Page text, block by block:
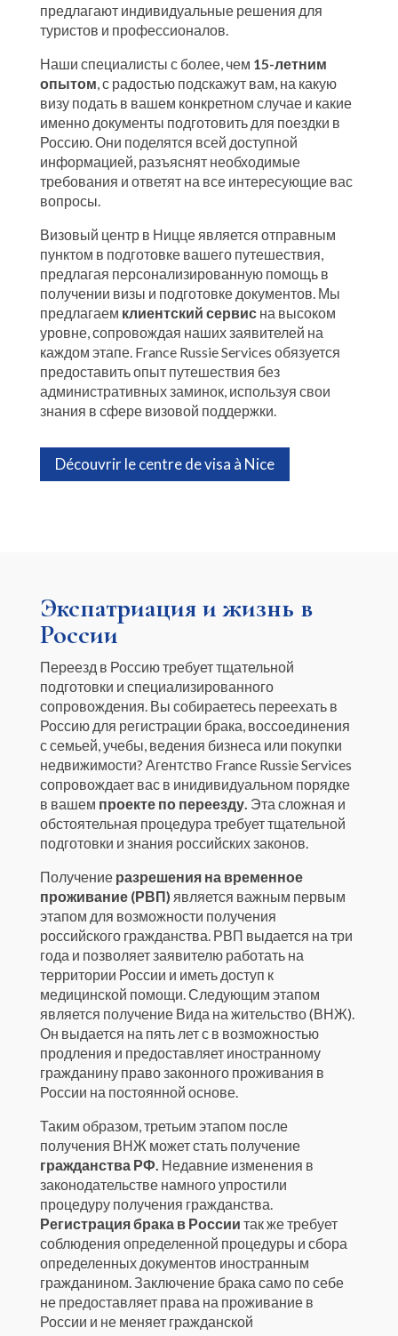
предлагают индивидуальные решения для
туристов и профессионалов.
Наши специалисты с более, чем 15-летним
опытом, с радостью подскажут вам, на какую
визу подать в вашем конкретном случае и какие
именно документы подготовить для поездки в
Россию. Они поделятся всей доступной
информацией, разъяснят необходимые
требования и ответят на все интересующие вас
вопросы.
Визовый центр в Ницце является отправным
пунктом в подготовке вашего путешествия,
предлагая персонализированную помощь в
получении визы и подготовке документов. Мы
предлагаем клиентский сервисна высоком
уровне, сопровождая наших заявителей на
каждом этапе. France Russie Services обязуется
предоставить опыт путешествия без
административных заминок, используя свои
знания в сфере визовой поддержки.
Découvrir le centre de visa à Nice
Экспатриация и жизнь в
России
Переезд в Россию требует тщательной
подготовки и специализированного
сопровождения. Вы собираетесь переехать в
Россию для регистрации брака, воссоединения
с семьей, учебы, ведения бизнеса или покупки
недвижимости? Агентство France Russie Services
сопровождает вас в инидивидуальном порядке
в вашем проекте по переезду. Эта сложная и
обстоятельная процедура требует тщательной
подготовки и знания российских законов.
Получение разрешения на временное
проживание (РВП) является важным первым
этапом для возможности получения
российского гражданства. РВП выдается на три
года и позволяет заявителю работать на
территории России и иметь доступ к
медицинской помощи. Следующим этапом
является получение Вида на жительство (ВНЖ).
Он выдается на пять лет с в возможностью
продления и предоставляет иностранному
гражданину право законного проживания в
России на постоянной основе.
Таким образом, третьим этапом после
получения ВНЖ может стать получение
гражданства РФ. Недавние изменения в
законодательстве намного упростили
процедуру получения гражданства.
Регистрация брака в России так же требует
соблюдения определенной процедуры и сбора
определенных документов иностранным
гражданином. Заключение брака само по себе
не предоставляет права на проживание в
России и не меняет гражданской